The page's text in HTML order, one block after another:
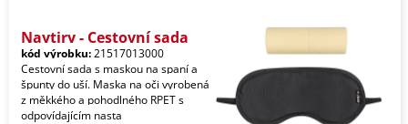
Naytiry - Cestovní sada
kód výrobku:21517013000
Cestovní sada s maskou na spaní a
špunty do uší. Maska na oči vyrobená
z měkkého a pohodlného RPET s
odpovídajícím nasta